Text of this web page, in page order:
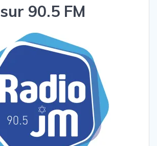
sur 90.5 FM